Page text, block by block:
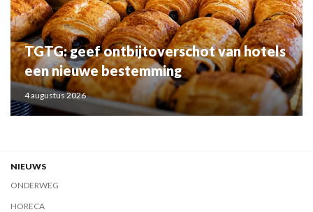
TGTG: geef ontbijtoverschot van hotels
een nieuwe bestemming
4 augustus 2026
NIEUWS
ONDERWEG
HORECA